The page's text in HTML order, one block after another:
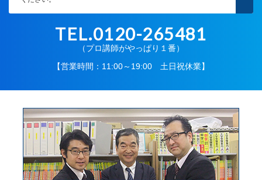
TEL.0120-265481
（プロ講師がやっぱり１番）
【営業時間：11:00～19:00 土日祝休業】